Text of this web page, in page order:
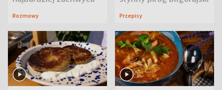
ją w Lublinie
Rozmowy Przepisy